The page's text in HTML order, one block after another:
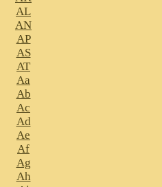
AL
AN
AP
AS
AT
Aa
Ab
Ac
Ad
Ae
Af
Ag
Ah